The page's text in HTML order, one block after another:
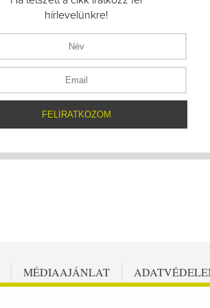
hírlevelünkre!
MÉDIAAJÁNLAT